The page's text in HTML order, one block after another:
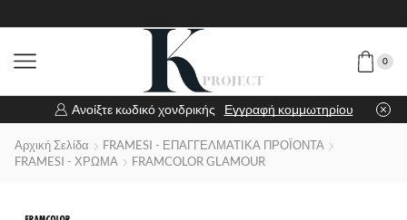
0
Ανοίξτε κωδικό χονδρικής Εγγραφή κομμωτηρίου
Αρχική Σελίδα
FRAMESI - ΕΠΑΓΓΕΛΜΑΤΙΚΑ ΠΡΟΪΟΝΤΑ
FRAMESI - ΧΡΩΜΑ
FRAMCOLOR GLAMOUR